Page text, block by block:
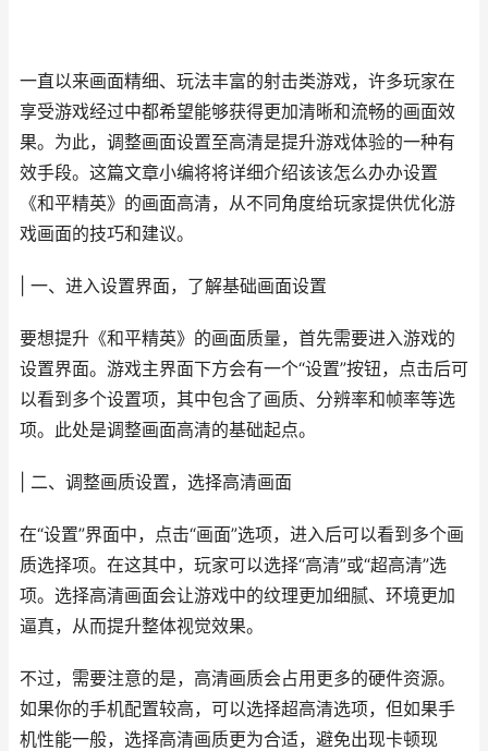
一直以来画面精细、玩法丰富的射击类游戏，许多玩家在
享受游戏经过中都希望能够获得更加清晰和流畅的画面效
果。为此，调整画面设置至高清是提升游戏体验的一种有
效手段。这篇文章小编将将详细介绍该该怎么办办设置
《和平精英》的画面高清，从不同角度给玩家提供优化游
戏画面的技巧和建议。
| 一、进入设置界面，了解基础画面设置
要想提升《和平精英》的画面质量，首先需要进入游戏的
设置界面。游戏主界面下方会有一个“设置”按钮，点击后可
以看到多个设置项，其中包含了画质、分辨率和帧率等选
项。此处是调整画面高清的基础起点。
| 二、调整画质设置，选择高清画面
在“设置”界面中，点击“画面”选项，进入后可以看到多个画
质选择项。在这其中，玩家可以选择“高清”或“超高清”选
项。选择高清画面会让游戏中的纹理更加细腻、环境更加
逼真，从而提升整体视觉效果。
不过，需要注意的是，高清画质会占用更多的硬件资源。
如果你的手机配置较高，可以选择超高清选项，但如果手
机性能一般，选择高清画质更为合适，避免出现卡顿现